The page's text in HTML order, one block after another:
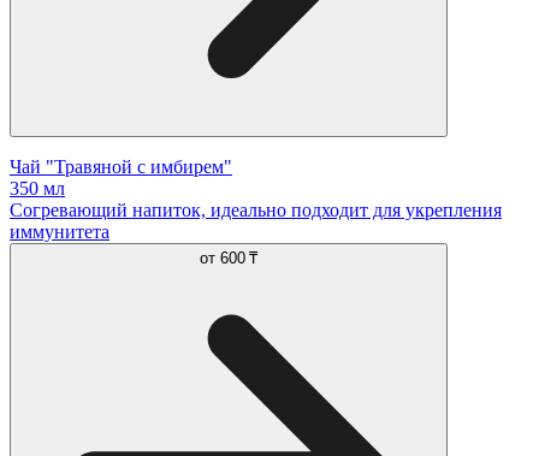
Чай "Травяной с имбирем"
350 мл
Согревающий напиток, идеально подходит для укрепления
иммунитета
от 600 ₸